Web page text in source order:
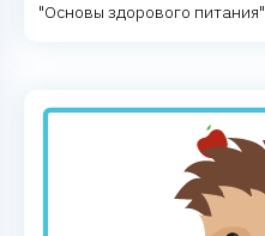
"Основы здорового питания"